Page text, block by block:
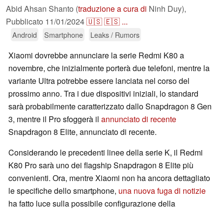
Abid Ahsan Shanto (traduzione a cura di Ninh Duy),
Pubblicato 11/01/2024🇺🇸🇪🇸 ...
Android Smartphone Leaks / Rumors
Xiaomi dovrebbe annunciare la serie Redmi K80 a
novembre, che inizialmente porterà due telefoni, mentre la
variante Ultra potrebbe essere lanciata nel corso del
prossimo anno. Tra i due dispositivi iniziali, lo standard
sarà probabilmente caratterizzato dallo Snapdragon 8 Gen
3, mentre il Pro sfoggerà il annunciato di recente
Snapdragon 8 Elite, annunciato di recente.
Considerando le precedenti linee della serie K, il Redmi
K80 Pro sarà uno dei flagship Snapdragon 8 Elite più
convenienti. Ora, mentre Xiaomi non ha ancora dettagliato
le specifiche dello smartphone, una nuova fuga di notizie
ha fatto luce sulla possibile configurazione della